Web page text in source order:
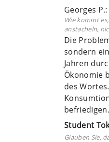
Georges P.:
Wie kommt
anstacheln,
Die
sondern
Jahren
Ökonomie
des
befriedigen.
Student
Glauben Sie,